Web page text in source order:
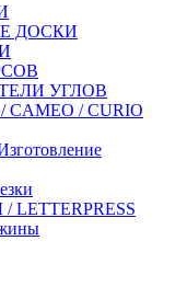
ДОСКИ
УГЛОВ
/ CURIO